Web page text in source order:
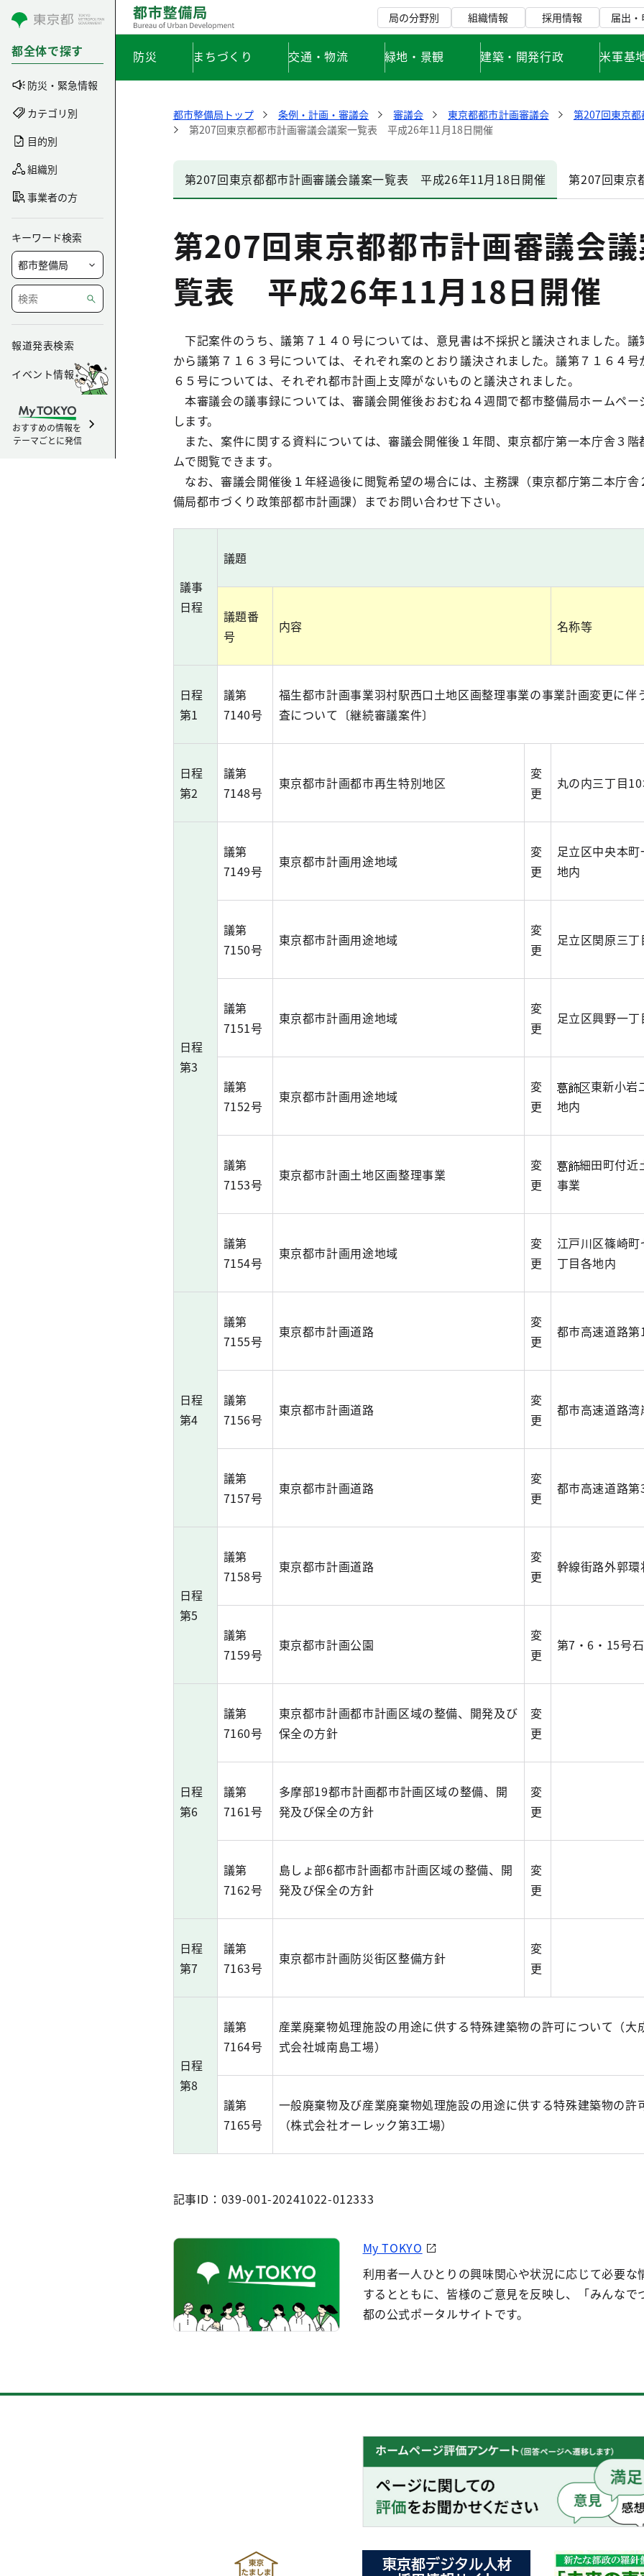
コンテンツにスキップ
都全体で探す
防災・緊急情報
カテゴリ別
目的別
組織別
事業者の方
キーワード検索
報道発表検索
イベント情報
おすすめの情報を
テーマごとに発信
局の分野別 組織情報 採用情報 届出
防災 まちづくり 交通・物流 緑地・景観 建築・開発行政 米軍基
都市整備局トップ 条例・計画・審議会 審議会 東京都都市計画審議会
第207回東京
第207回東京都都市計画審議会議案一覧表 平成26年11月18日開催
第207回東京都都市計画審議会議案一覧表 平成26年11月18日開催 第207回東京
第207回東京都都市計画審議会
覧表 平成26年11月18日開催
下記案件のうち、議第７１４０号については、意見書は不採択と議決されました。議
から議第７１６３号については、それぞれ案のとおり議決されました。議第７１６４号
６５号については、それぞれ都市計画上支障がないものと議決されました。
本審議会の議事録については、審議会開催後おおむね４週間で都市整備局ホームペー
します。
また、案件に関する資料については、審議会開催後１年間、東京都庁第一本庁舎３階
ムで閲覧できます。
なお、審議会開催後１年経過後に閲覧希望の場合には、主務課（東京都庁第二本庁舎
備局都市づくり政策部都市計画課）までお問い合わせ下さい。
議事
日程
議題
議題番
号
内容 名称等
日程
第1
議第
7140号
福生都市計画事業羽村駅西口土地区画整理事業の事業計画変更に伴
査について〔継続審議案件〕
日程
第2
議第
7148号
東京都市計画都市再生特別地区
変
更
丸の内三丁目
日程
第3
議第
7149号
東京都市計画用途地域
変
更
足立区中央本
地内
議第
7150号
東京都市計画用途地域
変
更
足立区関原三丁
議第
7151号
東京都市計画用途地域
変
更
足立区興野一
議第
7152号
東京都市計画用途地域
変
更
東新小岩
地内
議第
7153号
東京都市計画土地区画整理事業
変
更
細田町付近
事業
議第
7154号
東京都市計画用途地域
変
更
江戸川区篠崎
丁目各地内
日程
第4
議第
7155号
東京都市計画道路
変
更
都市高速道路第
議第
7156号
東京都市計画道路
変
更
都市高速道路湾
議第
7157号
東京都市計画道路
変
更
都市高速道路第
日程
第5
議第
7158号
東京都市計画道路
変
更
幹線街路外郭環
議第
7159号
東京都市計画公園
変
更
第7・6・15号
日程
第6
議第
7160号
東京都市計画都市計画区域の整備、開発及び
保全の方針
変
更
議第
7161号
多摩部19都市計画都市計画区域の整備、開
発及び保全の方針
変
更
議第
7162号
島しょ部6都市計画都市計画区域の整備、開
発及び保全の方針
変
更
日程
第7
議第
7163号
東京都市計画防災街区整備方針
変
更
日程
第8
議第
7164号
産業廃棄物処理施設の用途に供する特殊建築物の許可について（大
式会社城南島工場）
議第
7165号
一般廃棄物及び産業廃棄物処理施設の用途に供する特殊建築物の許
（株式会社オーレック第3工場）
記事ID：039-001-20241022-012333
My TOKYO
利用者一人ひとりの興味関心や状況に応じて必要な
するとともに、皆様のご意見を反映し、「みんなで
都の公式ポータルサイトです。